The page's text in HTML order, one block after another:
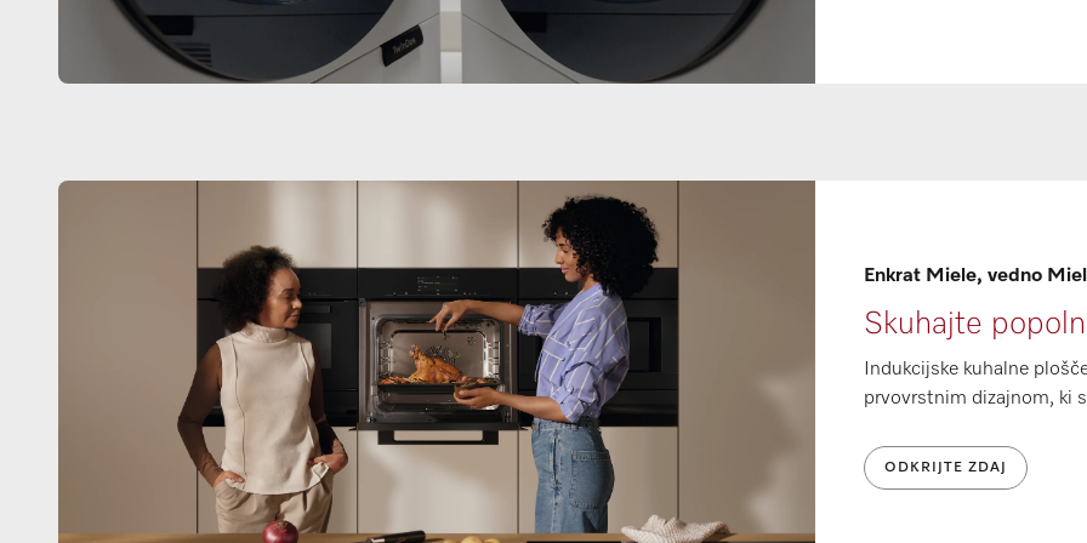
Enkrat Miele, vedno
Skuhajte
Indukcijske kuhalne
prvovrstnim dizajnom, ki
ODKRIJTE ZDAJ